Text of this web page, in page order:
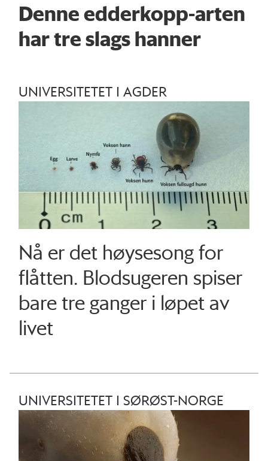
Denne edderkopp-arten
har tre slags hanner
UNIVERSITETET I AGDER
Nå er det høysesong for
flåtten. Blodsugeren spiser
bare tre ganger i løpet av
livet
UNIVERSITETET I SØRØST-NORGE